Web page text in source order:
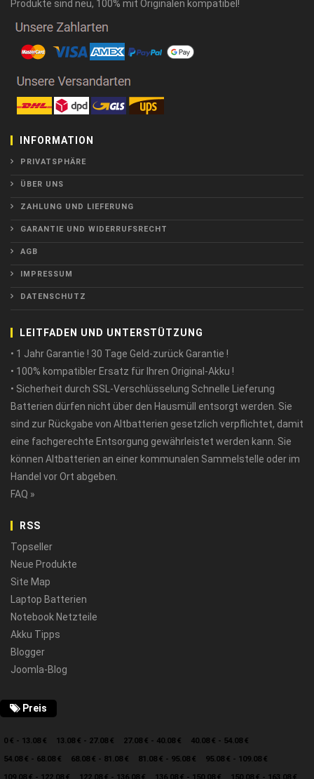
Produkte sind neu, 100% mit Originalen kompatibel!
INFORMATION
PRIVATSPHÄRE
ÜBER UNS
ZAHLUNG UND LIEFERUNG
GARANTIE UND WIDERRUFSRECHT
AGB
IMPRESSUM
DATENSCHUTZ
LEITFADEN UND UNTERSTÜTZUNG
• 1 Jahr Garantie ! 30 Tage Geld-zurück Garantie !
• 100% kompatibler Ersatz für Ihren Original-Akku !
• Sicherheit durch SSL-Verschlüsselung Schnelle Lieferung
Batterien dürfen nicht über den Hausmüll entsorgt werden. Sie
sind zur Rückgabe von Altbatterien gesetzlich verpflichtet, damit
eine fachgerechte Entsorgung gewährleistet werden kann. Sie
können Altbatterien an einer kommunalen Sammelstelle oder im
Handel vor Ort abgeben.
FAQ »
RSS
Topseller
Neue Produkte
Site Map
Laptop Batterien
Notebook Netzteile
Akku Tipps
Blogger
Joomla-Blog
Preis
0 € - 13.08 € 13.08 € - 27.08 € 27.08 € - 40.08 €
40.08 € - 54.08 €
54.08 € - 68.08 €
68.08 € - 81.08 € 81.08 € - 95.08 €
95.08 € - 109.08 €
109.08 € - 122.08 €
122.08 € - 136.08 € 136.08 € - 150.08 € 150.08 € - 163.08 €